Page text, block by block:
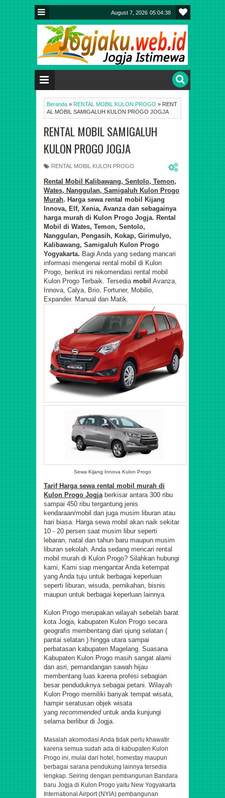
August 7, 2026 05:04:39
Beranda » RENTAL MOBIL KULON PROGO » RENT
AL MOBIL SAMIGALUH KULON PROGO JOGJA
RENTAL MOBIL SAMIGALUH
KULON PROGO JOGJA
RENTAL MOBIL KULON PROGO
Rental Mobil Kalibawang, Sentolo, Temon,
Wates, Nanggulan, Samigaluh Kulon Progo
Murah. Harga sewa rental mobil Kijang
Innova, Elf, Xenia, Avanza dan sebagainya
harga murah di Kulon Progo Jogja. Rental
Mobil di Wates, Temon, Sentolo,
Nanggulan, Pengasih, Kokap, Girimulyo,
Kalibawang, Samigaluh Kulon Progo
Yogyakarta. Bagi Anda yang sedang mancari
informasi mengenai rental mobil di Kulon
Progo, berikut ini rekomendasi rental mobil
Kulon Progo Terbaik. Tersedia mobil Avanza,
Innova, Calya, Brio, Fortuner, Mobilio,
Expander. Manual dan Matik.
Sewa Kijang Innova Kulon Progo
Tarif Harga sewa rental mobil murah di
Kulon Progo Jogja berkisar antara 300 ribu
sampai 450 ribu tergantung jenis
kendaraan/mobil dan juga musim liburan atau
hari biasa. Harga sewa mobil akan naik sekitar
10 - 20 persen saat musim libur seperti
lebaran, natal dan tahun baru maupun musim
liburan sekolah. Anda sedang mencari rental
mobil murah di Kulon Progo? Silahkan hubungi
kami, Kami siap mengantar Anda ketempat
yang Anda tuju untuk berbagai keperluan
seperti liburan, wisuda, pernikahan, bisnis
maupun untuk berbagai keperluan lainnya.
Kulon Progo merupakan wilayah sebelah barat
kota Jogja, kabupaten Kulon Progo secara
geografis membentang dari ujung selatan (
pantai selatan ) hingga utara sampai
perbatasan kabupaten Magelang. Suasana
Kabupaten Kulon Progo masih sangat alami
dan asri, pemandangan sawah hijau
membentang luas karena profesi sebagian
besar penduduknya sebagai petani. Wilayah
Kulon Progo memiliki banyak tempat wisata,
hampir seratusan objek wisata
yang recommended untuk anda kunjungi
selama berlibur di Jogja.
Masalah akomodasi Anda tidak perlu khawatir
karena semua sudah ada di kabupaten Kulon
Progo ini, mulai dari hotel, homestay maupun
berbagai sarana pendukung lainnya tersedia
lengkap. Seiring dengan pembangunan Bandara
baru Jogja di Kulon Progo yaitu New Yogyakarta
International Airport (NYIA) pembangunan